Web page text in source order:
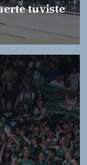
tuviste